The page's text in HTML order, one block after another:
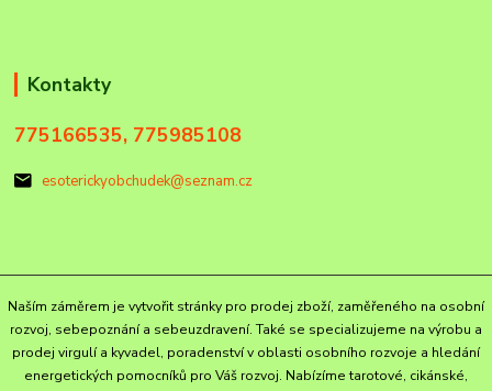
Kontakty
775166535, 775985108
esoterickyobchudek@seznam.cz
Naším záměrem je vytvořit stránky pro prodej zboží, zaměřeného na osobní
rozvoj, sebepoznání a sebeuzdravení. Také se specializujeme na výrobu a
prodej virgulí a kyvadel, poradenství v oblasti osobního rozvoje a hledání
energetických pomocníků pro Váš rozvoj. Nabízíme tarotové, cikánské,